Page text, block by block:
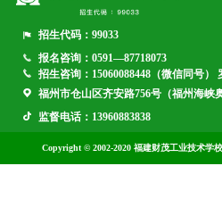
招生代码：99033
报名咨询：0591—87718073
招生咨询：15060088448（微信同号）
福州市仓山区齐安路756号（福州海峡
监督电话：13960883838
Copyright © 2002-2020 福建财茂工业技术学